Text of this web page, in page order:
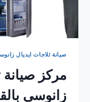
صيانة ثلاجات ايديال
مركز صيانة
زانوسى